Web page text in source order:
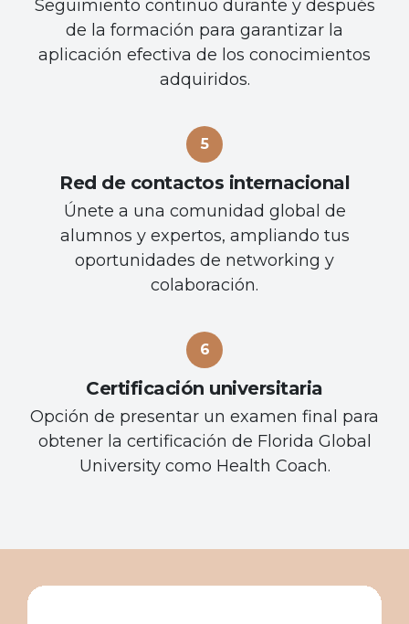
Seguimiento continuo durante y después
de la formación para garantizar la
aplicación efectiva de los conocimientos
adquiridos.
Red de contactos internacional
Únete a una comunidad global de
alumnos y expertos, ampliando tus
oportunidades de networking y
colaboración.
Certificación universitaria
Opción de presentar un examen final para
obtener la certificación de Florida Global
University como Health Coach.